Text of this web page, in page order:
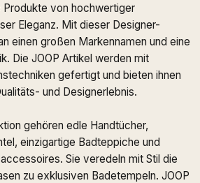
von hochwertiger
Eleganz. Mit dieser Designer-
einen großen Markennamen und eine
Die JOOP Artikel werden mit
gefertigt und bieten ihnen
und Designerlebnis.
gehören edle Handtücher,
einzigartige Badteppiche und
Sie veredeln mit Stil die
zu exklusiven Badetempeln. JOOP